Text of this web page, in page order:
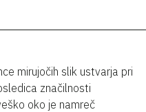
mirujočih slik ustvarja pri
značilnosti
oko je namreč